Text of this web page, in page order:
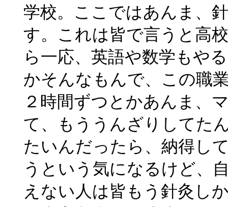
学校。ここではあんま、
す。これは皆で言うと高
ら一応、英語や数学もや
かそんなもんで、この職
２時間ずつとかあんま、
て、もううんざりしてた
たいんだったら、納得し
うという気になるけど、
えない人は皆もう針灸し